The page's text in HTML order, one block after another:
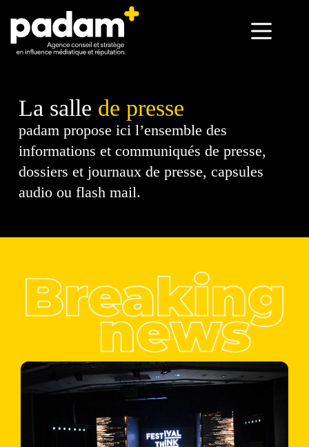
La salle de presse
padam propose ici l’ensemble des
informations et communiqués de presse,
dossiers et journaux de presse, capsules
audio ou flash mail.